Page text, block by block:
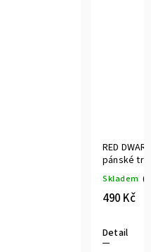
RED
pánské
Skladem
490 Kč
Detail